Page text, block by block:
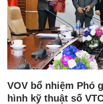
VOV bổ nhiệm Phó
hình kỹ thuật số